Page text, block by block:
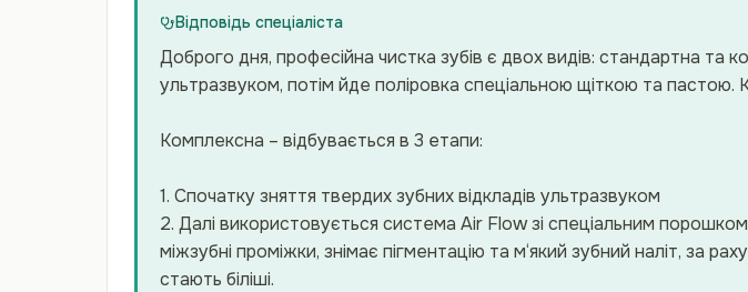
Відповідь спеціаліста
Доброго дня, професійна чистка зубів є двох видів: стандартна та
ультразвуком, потім йде поліровка спеціальною щіткою та пастою.
Комплексна – відбувається в 3 етапи:
1. Спочатку зняття твердих зубних відкладів ультразвуком
2. Далі використовується система Air Flow зі спеціальним
міжзубні проміжки, знімає пігментацію та м‘який зубний наліт, за
стають біліші.